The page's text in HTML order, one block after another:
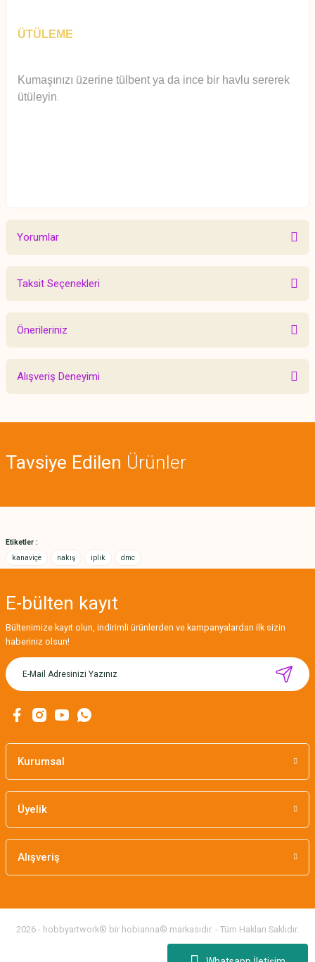
ÜTÜLEME
Kumaşınızı üzerine tülbent ya da ince bir havlu sererek
ütüleyin.
Yorumlar
Taksit Seçenekleri
Önerileriniz
Bu ürünün fiyat bilgisi, resim, ürün açıklamalarında ve diğer konularda
yetersiz gördüğünüz noktaları öneri formunu kullanarak tarafımıza
Ürün açıklamasında eksik bilgiler bulunuyor.
Alışveriş Deneyimi
Tavsiye Edilen Ürünler
MIKNATISLI İĞNE TUTUCU-BAHAR
Etiketler :
kanaviçe
nakış iplik dmc
E-bülten kayıt
Bültenimize kayıt olun, indirimli ürünlerden ve kampanyalardan ilk sizin
haberiniz olsun!
Kurumsal
Üyelik
Alışveriş
2026 - hobbyartwork® bir hobianna® markasıdır. - Tüm Hakları Saklıdır.